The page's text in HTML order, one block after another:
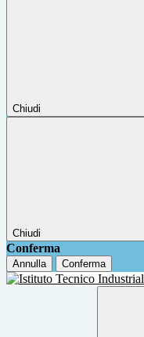
Chiudi
Chiudi
Conferma
Annulla Conferma